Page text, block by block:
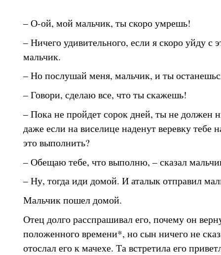
– О-ой, мой мальчик, ты скоро умрешь!
– Ничего удивительного, если я скоро уйду с
мальчик.
– Но послушай меня, мальчик, и ты
– Говори, сделаю все, что ты скажешь!
– Пока не пройдет сорок дней, ты не должен
даже если на виселице наденут веревку
это выполнить?
– Обещаю тебе, что выполню, – сказал
– Ну, тогда иди домой. И аталык отправил
Мальчик пошел домой.
Отец долго расспрашивал его, почему он
положенного времени*, но сын ничего не
отослал его к мачехе. Та встретила его